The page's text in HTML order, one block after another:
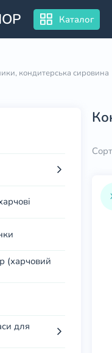
Каталог
кондитерська сировина
(харчовий
для